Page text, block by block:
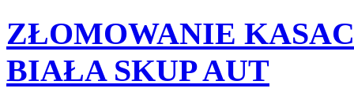
ZŁOMOWANIE
BIAŁA SKUP AUT